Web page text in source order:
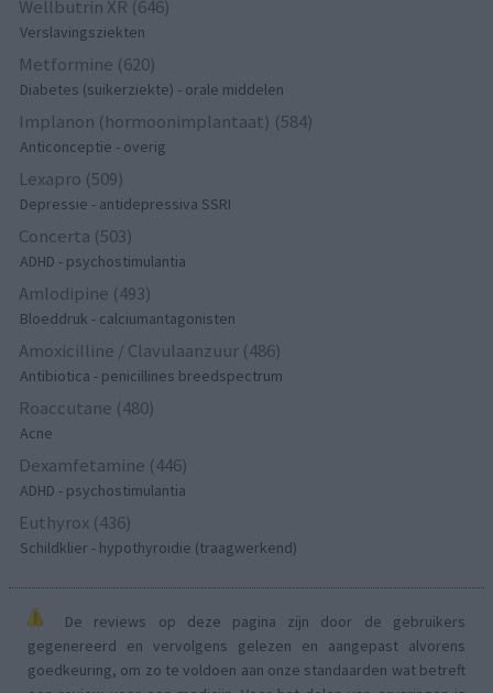
Wellbutrin XR (646)
Verslavingsziekten
Metformine (620)
Diabetes (suikerziekte) - orale middelen
Implanon (hormoonimplantaat) (584)
Anticonceptie - overig
Lexapro (509)
Depressie - antidepressiva SSRI
Concerta (503)
ADHD - psychostimulantia
Amlodipine (493)
Bloeddruk - calciumantagonisten
Amoxicilline / Clavulaanzuur (486)
Antibiotica - penicillines breedspectrum
Roaccutane (480)
Acne
Dexamfetamine (446)
ADHD - psychostimulantia
Euthyrox (436)
Schildklier - hypothyroidie (traagwerkend)
De reviews op deze pagina zijn door de gebruikers
gegenereerd en vervolgens gelezen en aangepast alvorens
goedkeuring, om zo te voldoen aan onze standaarden wat betreft